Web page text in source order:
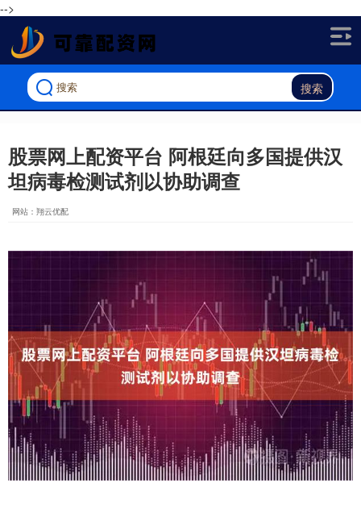
-->
搜索
股票网上配资平台 阿根廷向多国提供汉
坦病毒检测试剂以协助调查
网站：翔云优配